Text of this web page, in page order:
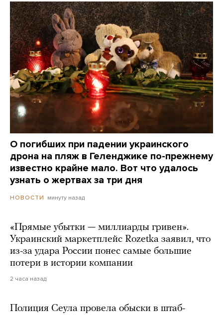
О погибших при падении украинского
дрона на пляж в Геленджике по-прежнему
известно крайне мало. Вот что удалось
узнать о жертвах за три дня
НОВОСТИ минуту назад
«Прямые убытки — миллиарды гривен».
Украинский маркетплейс Rozetka заявил, что
из-за удара России понес самые большие
потери в истории компании
2 часа назад
Полиция Сеула провела обыски в штаб-